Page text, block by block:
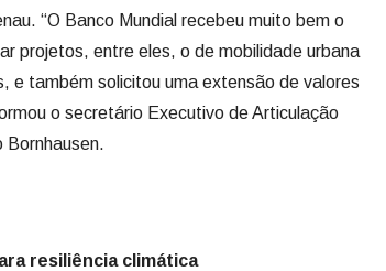
“O Banco Mundial recebeu muito bem o
projetos, entre eles, o de mobilidade urbana
e também solicitou uma extensão de valores
o secretário Executivo de Articulação
Bornhausen.
resiliência climática